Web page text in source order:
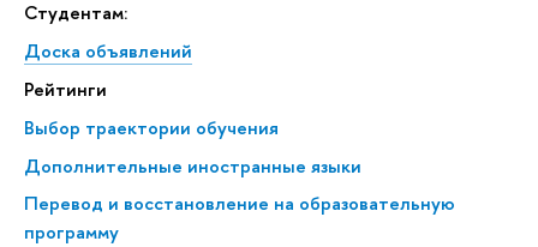
Студентам:
Доска объявлений
Рейтинги
Выбор траектории обучения
Дополнительные иностранные языки
Перевод и восстановление на образовательную
программу